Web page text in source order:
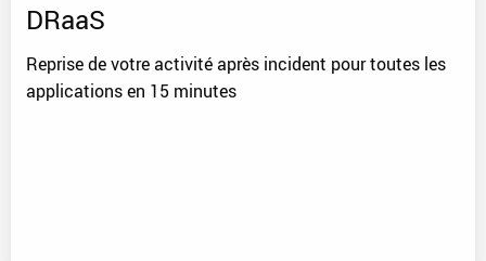
DRaaS
Reprise de votre activité après incident pour toutes les
applications en 15 minutes